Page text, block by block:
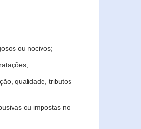
ou nocivos;
qualidade, tributos
ou impostas no